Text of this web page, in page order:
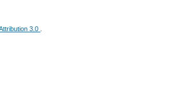
3.0